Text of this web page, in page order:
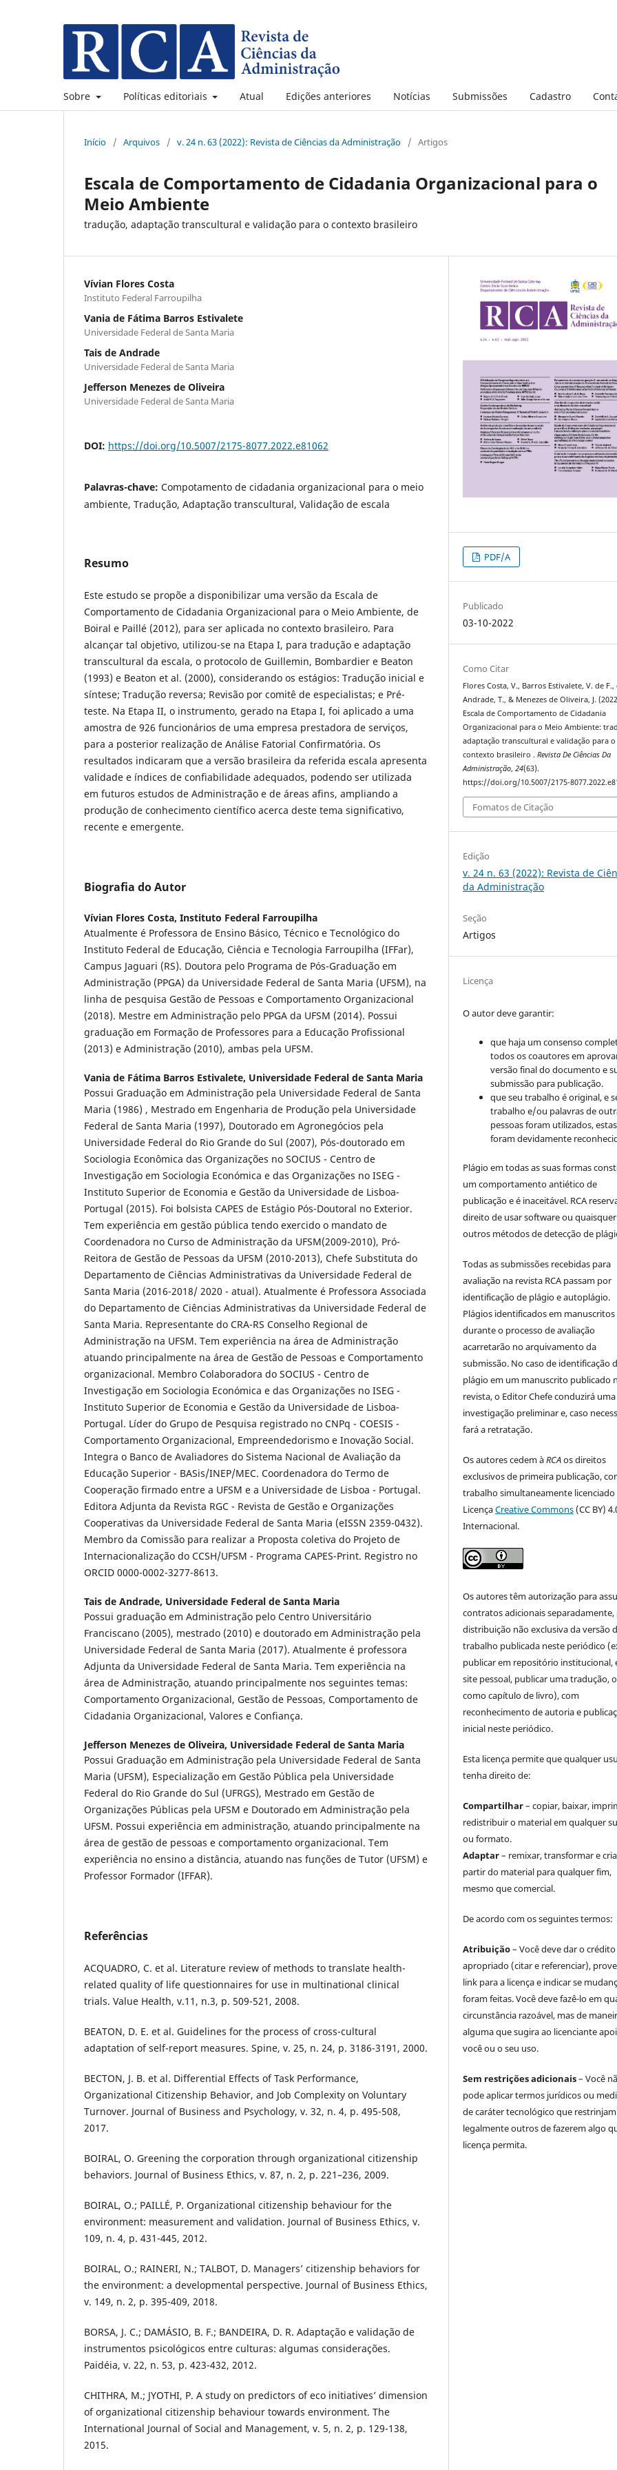
Sobre Políticas editoriais Atual Edições anteriores Notícias Submissões Cadastro
Início / Arquivos / v. 24 n. 63 (2022): Revista de Ciências da Administração / Artigos
Escala de Comportamento de Cidadania Organizacional para o
Meio Ambiente
tradução, adaptação transcultural e validação para o contexto brasileiro
Vívian Flores Costa
Instituto Federal Farroupilha
Vania de Fátima Barros Estivalete
Universidade Federal de Santa Maria
Tais de Andrade
Universidade Federal de Santa Maria
Jefferson Menezes de Oliveira
Universidade Federal de Santa Maria
DOI: https://doi.org/10.5007/2175-8077.2022.e81062
Palavras-chave: Compotamento de cidadania organizacional para o meio
ambiente, Tradução, Adaptação transcultural, Validação de escala
Resumo
Este estudo se propõe a disponibilizar uma versão da Escala de
Comportamento de Cidadania Organizacional para o Meio Ambiente, de
Boiral e Paillé (2012), para ser aplicada no contexto brasileiro. Para
alcançar tal objetivo, utilizou-se na Etapa I, para tradução e adaptação
transcultural da escala, o protocolo de Guillemin, Bombardier e Beaton
(1993) e Beaton et al. (2000), considerando os estágios: Tradução inicial e
síntese; Tradução reversa; Revisão por comitê de especialistas; e Pré-
teste. Na Etapa II, o instrumento, gerado na Etapa I, foi aplicado a uma
amostra de 926 funcionários de uma empresa prestadora de serviços,
para a posterior realização de Análise Fatorial Confirmatória. Os
resultados indicaram que a versão brasileira da referida escala apresenta
validade e índices de confiabilidade adequados, podendo ser utilizada
em futuros estudos de Administração e de áreas afins, ampliando a
produção de conhecimento científico acerca deste tema significativo,
recente e emergente.
Biografia do Autor
Vívian Flores Costa, Instituto Federal Farroupilha
Atualmente é Professora de Ensino Básico, Técnico e Tecnológico do
Instituto Federal de Educação, Ciência e Tecnologia Farroupilha (IFFar),
Campus Jaguari (RS). Doutora pelo Programa de Pós-Graduação em
Administração (PPGA) da Universidade Federal de Santa Maria (UFSM), na
linha de pesquisa Gestão de Pessoas e Comportamento Organizacional
(2018). Mestre em Administração pelo PPGA da UFSM (2014). Possui
graduação em Formação de Professores para a Educação Profissional
(2013) e Administração (2010), ambas pela UFSM.
Vania de Fátima Barros Estivalete, Universidade Federal de Santa Maria
Possui Graduação em Administração pela Universidade Federal de Santa
Maria (1986) , Mestrado em Engenharia de Produção pela Universidade
Federal de Santa Maria (1997), Doutorado em Agronegócios pela
Universidade Federal do Rio Grande do Sul (2007), Pós-doutorado em
Sociologia Econômica das Organizações no SOCIUS - Centro de
Investigação em Sociologia Económica e das Organizações no ISEG -
Instituto Superior de Economia e Gestão da Universidade de Lisboa-
Portugal (2015). Foi bolsista CAPES de Estágio Pós-Doutoral no Exterior.
Tem experiência em gestão pública tendo exercido o mandato de
Coordenadora no Curso de Administração da UFSM(2009-2010), Pró-
Reitora de Gestão de Pessoas da UFSM (2010-2013), Chefe Substituta do
Departamento de Ciências Administrativas da Universidade Federal de
Santa Maria (2016-2018/ 2020 - atual). Atualmente é Professora Associada
do Departamento de Ciências Administrativas da Universidade Federal de
Santa Maria. Representante do CRA-RS Conselho Regional de
Administração na UFSM. Tem experiência na área de Administração
atuando principalmente na área de Gestão de Pessoas e Comportamento
organizacional. Membro Colaboradora do SOCIUS - Centro de
Investigação em Sociologia Económica e das Organizações no ISEG -
Instituto Superior de Economia e Gestão da Universidade de Lisboa-
Portugal. Líder do Grupo de Pesquisa registrado no CNPq - COESIS -
Comportamento Organizacional, Empreendedorismo e Inovação Social.
Integra o Banco de Avaliadores do Sistema Nacional de Avaliação da
Educação Superior - BASis/INEP/MEC. Coordenadora do Termo de
Cooperação firmado entre a UFSM e a Universidade de Lisboa - Portugal.
Editora Adjunta da Revista RGC - Revista de Gestão e Organizações
Cooperativas da Universidade Federal de Santa Maria (eISSN 2359-0432).
Membro da Comissão para realizar a Proposta coletiva do Projeto de
Internacionalização do CCSH/UFSM - Programa CAPES-Print. Registro no
ORCID 0000-0002-3277-8613.
Tais de Andrade, Universidade Federal de Santa Maria
Possui graduação em Administração pelo Centro Universitário
Franciscano (2005), mestrado (2010) e doutorado em Administração pela
Universidade Federal de Santa Maria (2017). Atualmente é professora
Adjunta da Universidade Federal de Santa Maria. Tem experiência na
área de Administração, atuando principalmente nos seguintes temas:
Comportamento Organizacional, Gestão de Pessoas, Comportamento de
Cidadania Organizacional, Valores e Confiança.
Jefferson Menezes de Oliveira, Universidade Federal de Santa Maria
Possui Graduação em Administração pela Universidade Federal de Santa
Maria (UFSM), Especialização em Gestão Pública pela Universidade
Federal do Rio Grande do Sul (UFRGS), Mestrado em Gestão de
Organizações Públicas pela UFSM e Doutorado em Administração pela
UFSM. Possui experiência em administração, atuando principalmente na
área de gestão de pessoas e comportamento organizacional. Tem
experiência no ensino a distância, atuando nas funções de Tutor (UFSM) e
Professor Formador (IFFAR).
Referências
ACQUADRO, C. et al. Literature review of methods to translate health-
related quality of life questionnaires for use in multinational clinical
trials. Value Health, v.11, n.3, p. 509-521, 2008.
BEATON, D. E. et al. Guidelines for the process of cross-cultural
adaptation of self-report measures. Spine, v. 25, n. 24, p. 3186-3191, 2000.
BECTON, J. B. et al. Differential Effects of Task Performance,
Organizational Citizenship Behavior, and Job Complexity on Voluntary
Turnover. Journal of Business and Psychology, v. 32, n. 4, p. 495-508,
2017.
BOIRAL, O. Greening the corporation through organizational citizenship
behaviors. Journal of Business Ethics, v. 87, n. 2, p. 221–236, 2009.
BOIRAL, O.; PAILLÉ, P. Organizational citizenship behaviour for the
environment: measurement and validation. Journal of Business Ethics, v.
109, n. 4, p. 431-445, 2012.
BOIRAL, O.; RAINERI, N.; TALBOT, D. Managers’ citizenship behaviors for
the environment: a developmental perspective. Journal of Business Ethics,
v. 149, n. 2, p. 395-409, 2018.
BORSA, J. C.; DAMÁSIO, B. F.; BANDEIRA, D. R. Adaptação e validação de
instrumentos psicológicos entre culturas: algumas considerações.
Paidéia, v. 22, n. 53, p. 423-432, 2012.
CHITHRA, M.; JYOTHI, P. A study on predictors of eco initiatives’ dimension
of organizational citizenship behaviour towards environment. The
International Journal of Social and Management, v. 5, n. 2, p. 129-138,
2015.
PDF/A
Publicado
03-10-2022
Como Citar
Flores Costa, V., Barros Estivalete, V. de F.,
Andrade, T., & Menezes de Oliveira, J.
Escala de Comportamento de Cidadania
Organizacional para o Meio Ambiente:
adaptação transcultural e validação para o
contexto brasileiro .Revista De Ciências Da
Administração,24(63).
https://doi.org/10.5007/2175-
Fomatos de Citação
Edição
v. 24 n. 63 (2022): Revista de
da Administração
Seção
Artigos
Licença
O autor deve garantir:
que haja um consenso
todos os coautores em
versão final do documento e
submissão para publicação.
que seu trabalho é original, e
trabalho e/ou palavras de
pessoas foram utilizados, estas
foram devidamente
Plágio em todas as suas formas
um comportamento antiético de
publicação e é inaceitável. RCA
direito de usar software ou quaisquer
outros métodos de detecção de
Todas as submissões recebidas para
avaliação na revista RCA passam por
identificação de plágio e autoplágio.
Plágios identificados em manuscritos
durante o processo de avaliação
acarretarão no arquivamento da
submissão. No caso de identificação
plágio em um manuscrito publicado
revista, o Editor Chefe conduzirá uma
investigação preliminar e, caso
fará a retratação.
Os autores cedem àRCAos direitos
exclusivos de primeira publicação,
trabalho simultaneamente licenciado
LicençaCreative Commons (CC BY)
Internacional.
Os autores têm autorização para
contratos adicionais separadamente,
distribuição não exclusiva da versão
trabalho publicada neste periódico
publicar em repositório institucional,
site pessoal, publicar uma tradução,
como capítulo de livro), com
reconhecimento de autoria e
inicial neste periódico.
Esta licença permite que qualquer
tenha direito de:
Compartilhar– copiar, baixar,
redistribuir o material em qualquer
ou formato.
Adaptar– remixar, transformar e
partir do material para qualquer fim,
mesmo que comercial.
De acordo com os seguintes termos:
Atribuição– Você deve dar o crédito
apropriado (citar e referenciar),
link para a licença e indicar se
foram feitas. Você deve fazê-lo em
circunstância razoável, mas de
alguma que sugira ao licenciante
você ou o seu uso.
Sem restrições adicionais– Você
pode aplicar termos jurídicos ou
de caráter tecnológico que restrinjam
legalmente outros de fazerem algo
licença permita.